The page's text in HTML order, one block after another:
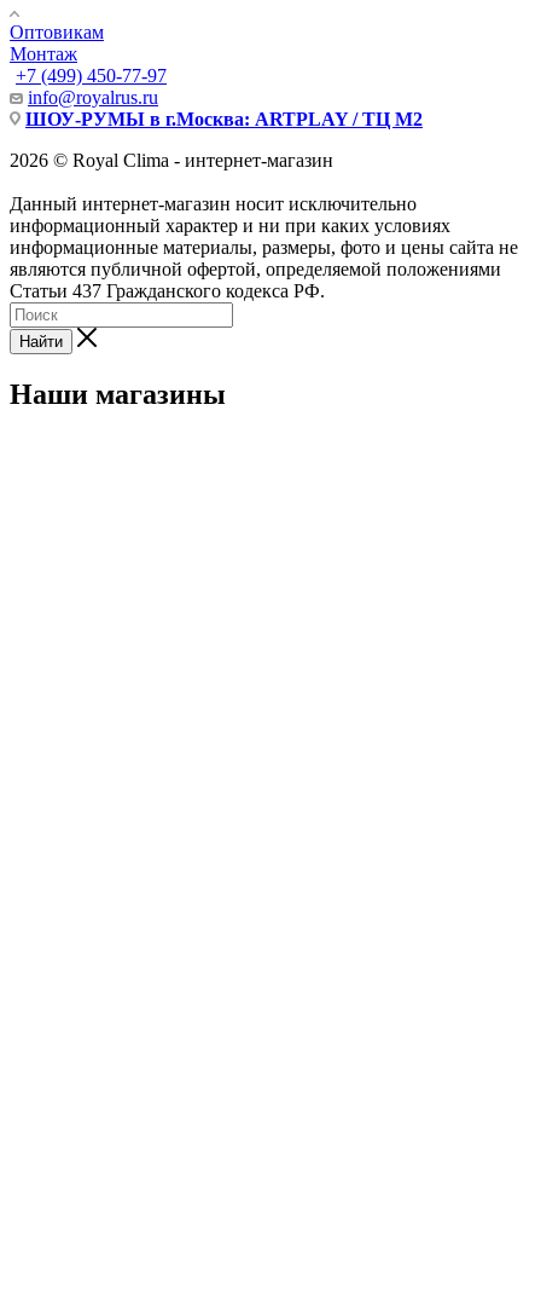
Оптовикам
Монтаж
+7 (499) 450-77-97
info@royalrus.ru
ШОУ-РУМЫ в г.Москва: ARTPLAY / ТЦ М2
2026 © Royal Clima - интернет-магазин
Данный интернет-магазин носит исключительно
информационный характер и ни при каких условиях
информационные материалы, размеры, фото и цены сайта не
являются публичной офертой, определяемой положениями
Статьи 437 Гражданского кодекса РФ.
Найти
Наши магазины